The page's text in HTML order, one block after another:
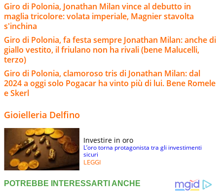
Giro di Polonia, Jonathan Milan vince al debutto in
maglia tricolore: volata imperiale, Magnier stavolta
s'inchina
Giro di Polonia, fa festa sempre Jonathan Milan: anche di
giallo vestito, il friulano non ha rivali (bene Malucelli,
terzo)
Giro di Polonia, clamoroso tris di Jonathan Milan: dal
2024 a oggi solo Pogacar ha vinto più di lui. Bene Romele
e Skerl
Gioielleria Delfino
Investire in oro
L’oro torna protagonista tra gli investimenti
sicuri
LEGGI